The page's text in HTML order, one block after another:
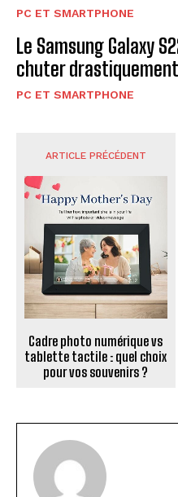
PC ET SMARTPHONE
Le Samsung Galaxy
chuter
PC ET SMARTPHONE
ARTICLE PRÉCÉDENT
Cadre photo numérique vs
tablette tactile : quel choix
pour vos souvenirs ?